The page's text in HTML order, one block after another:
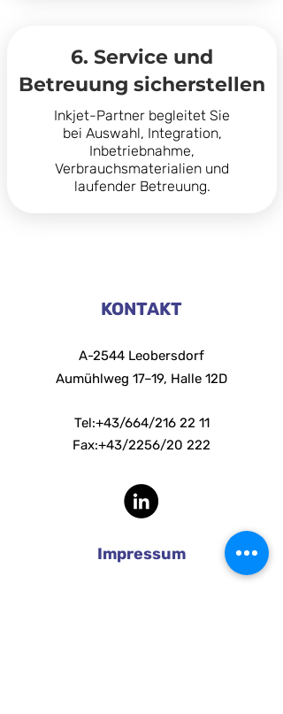
6. Service und
Betreuung sicherstellen
Inkjet-Partner begleitet Sie
bei Auswahl, Integration,
Inbetriebnahme,
Verbrauchsmaterialien und
laufender Betreuung.
KONTAKT
A-2544 Leobersdorf
Aumühlweg 17–19, Halle 12D
Tel:+43/664/216 22 11
Fax:+43/2256/20 222​​
Impressum